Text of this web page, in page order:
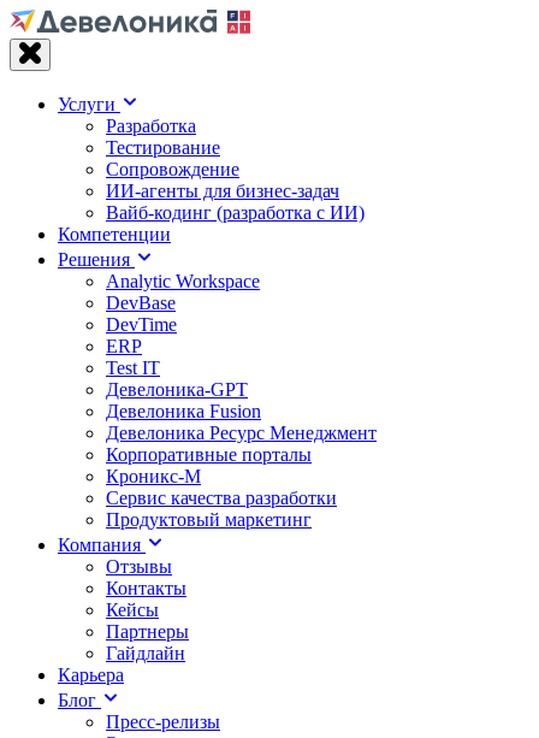
Услуги
Разработка
Тестирование
Сопровождение
ИИ-агенты для бизнес-задач
Вайб‑кодинг (разработка с ИИ)
Компетенции
Решения
Analytic Workspace
DevBase
DevTime
ERP
Test IT
Девелоника-GPT
Девелоника Fusion
Девелоника Ресурс Менеджмент
Корпоративные порталы
Кроникс-М
Сервис качества разработки
Продуктовый маркетинг
Компания
Отзывы
Контакты
Кейсы
Партнеры
Гайдлайн
Карьера
Блог
Пресс-релизы